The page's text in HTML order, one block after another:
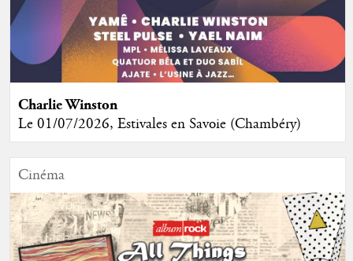
Charlie Winston
Le 01/07/2026, Estivales en Savoie (Chambéry)
Cinéma